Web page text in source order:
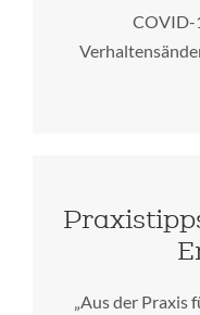
COVID-
„Aus der Praxis